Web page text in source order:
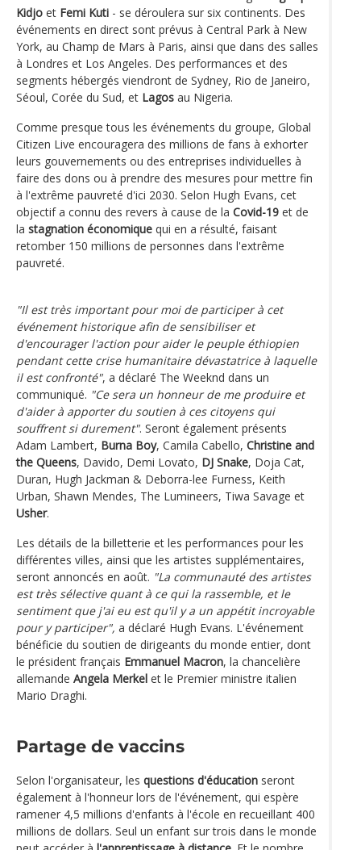
Kidjo et Femi Kuti - se déroulera sur six continents. Des
événements en direct sont prévus à Central Park à New
York, au Champ de Mars à Paris, ainsi que dans des salles
à Londres et Los Angeles. Des performances et des
segments hébergés viendront de Sydney, Rio de Janeiro,
Séoul, Corée du Sud, et Lagos au Nigeria.
Comme presque tous les événements du groupe, Global
Citizen Live encouragera des millions de fans à exhorter
leurs gouvernements ou des entreprises individuelles à
faire des dons ou à prendre des mesures pour mettre fin
à l'extrême pauvreté d'ici 2030. Selon Hugh Evans, cet
objectif a connu des revers à cause de la Covid-19 et de
la stagnation économique qui en a résulté, faisant
retomber 150 millions de personnes dans l'extrême
pauvreté.
"Il est très important pour moi de participer à cet
événement historique afin de sensibiliser et
d'encourager l'action pour aider le peuple éthiopien
pendant cette crise humanitaire dévastatrice à laquelle
il est confronté", a déclaré The Weeknd dans un
communiqué. "Ce sera un honneur de me produire et
d'aider à apporter du soutien à ces citoyens qui
souffrent si durement". Seront également présents
Adam Lambert, Burna Boy, Camila Cabello, Christine and
the Queens, Davido, Demi Lovato, DJ Snake, Doja Cat,
Duran, Hugh Jackman & Deborra-lee Furness, Keith
Urban, Shawn Mendes, The Lumineers, Tiwa Savage et
Usher.
Les détails de la billetterie et les performances pour les
différentes villes, ainsi que les artistes supplémentaires,
seront annoncés en août. "La communauté des artistes
est très sélective quant à ce qui la rassemble, et le
sentiment que j'ai eu est qu'il y a un appétit incroyable
pour y participer", a déclaré Hugh Evans. L'événement
bénéficie du soutien de dirigeants du monde entier, dont
le président français Emmanuel Macron, la chancelière
allemande Angela Merkel et le Premier ministre italien
Mario Draghi.
Partage de vaccins
Selon l'organisateur, les questions d'éducation seront
également à l'honneur lors de l'événement, qui espère
ramener 4,5 millions d'enfants à l'école en recueillant 400
millions de dollars. Seul un enfant sur trois dans le monde